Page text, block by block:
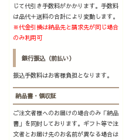
じて代引き手数料がかかります。手数料
は品代＋送料の合計により変動します。
※代金引換は納品先と請求先が同じ場合
のみ利用可
銀行振込（前払い）
振込手数料はお客様負担となります。
納品書・領収証
ご注文者様へのお届けの場合のみ「納品
書」を同封しております。ギフト等で注
文者とお届け先のお名前が異なる場合は